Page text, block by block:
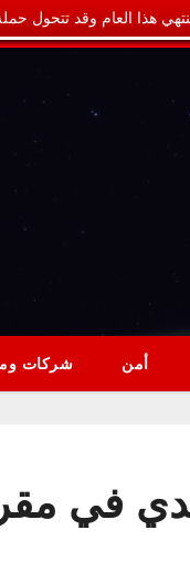
هذا العام وقد تتحول
أمن شركات
في